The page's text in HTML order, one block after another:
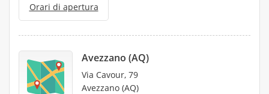
Orari di apertura
Avezzano (AQ)
Via Cavour, 79
Avezzano (AQ)